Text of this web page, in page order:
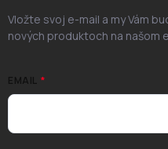
Vložte svoj e-mail a my Vám
nových produktoch na našom
EMAIL